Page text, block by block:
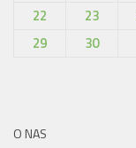
22
23
29
30
O NAS